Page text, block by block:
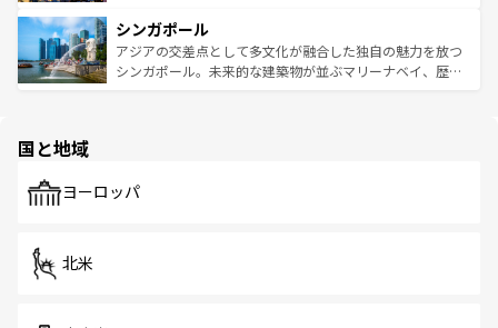
参照してほしい。
激する。気候は一年中温暖で、どの季節にも異なる楽しみ
が待っている。親しみやすいタイの人々、仏教を中心とし
た文化、そして多様な観光資源が、訪れる旅人を魅了し続
み、どこを訪れても感動するはず。観光スポットが密集し
ており、効率よく見どころを回れるのも魅力。息をのむよ
うな絶景から文化的な体験まで、香港を存分に楽しみ尽く
シンガポール
アジアの交差点として多文化が融合した独自の魅力を放つ
シンガポール。未来的な建築物が並ぶマリーナベイ、歴史
で、ホーカーズは地元の風情を楽しめる外せないスポット
国と地域
ヨーロッパ
北米